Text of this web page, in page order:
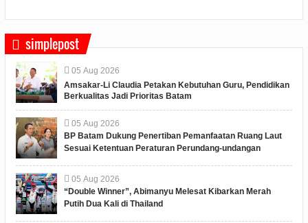
simplepost
05 Aug 2026
Amsakar-Li Claudia Petakan Kebutuhan Guru, Pendidikan
Berkualitas Jadi Prioritas Batam
05 Aug 2026
BP Batam Dukung Penertiban Pemanfaatan Ruang Laut
Sesuai Ketentuan Peraturan Perundang-undangan
05 Aug 2026
“Double Winner”, Abimanyu Melesat Kibarkan Merah
Putih Dua Kali di Thailand